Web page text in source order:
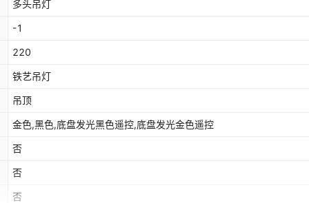
多头吊灯
-1
220
铁艺吊灯
吊顶
金色,黑色,底盘发光黑色遥控,底盘发光金色遥控
否
否
否